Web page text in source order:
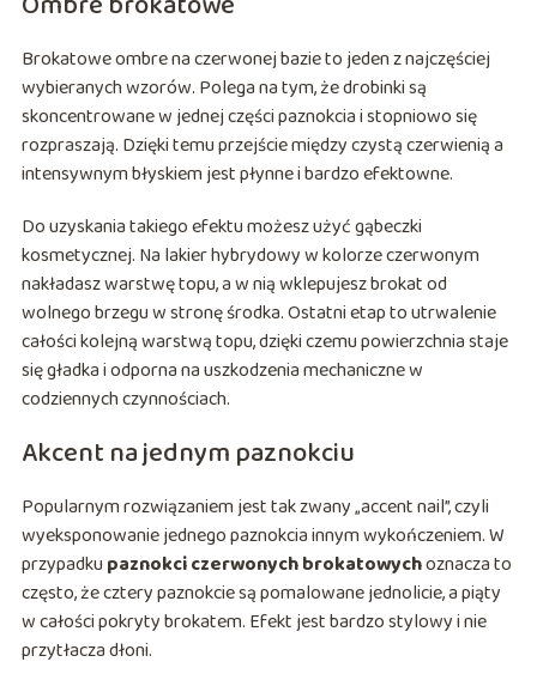
Brokatowe ombre na czerwonej bazie to jeden z najczęściej
wybieranych wzorów. Polega na tym, że drobinki są
skoncentrowane w jednej części paznokcia i stopniowo się
rozpraszają. Dzięki temu przejście między czystą czerwienią a
intensywnym błyskiem jest płynne i bardzo efektowne.
Do uzyskania takiego efektu możesz użyć gąbeczki
kosmetycznej. Na lakier hybrydowy w kolorze czerwonym
nakładasz warstwę topu, a w nią wklepujesz brokat od
wolnego brzegu w stronę środka. Ostatni etap to utrwalenie
całości kolejną warstwą topu, dzięki czemu powierzchnia staje
się gładka i odporna na uszkodzenia mechaniczne w
codziennych czynnościach.
Akcent na jednym paznokciu
Popularnym rozwiązaniem jest tak zwany „accent nail”, czyli
wyeksponowanie jednego paznokcia innym wykończeniem. W
przypadkupaznokci czerwonych brokatowychoznacza to
często, że cztery paznokcie są pomalowane jednolicie, a piąty
w całości pokryty brokatem. Efekt jest bardzo stylowy i nie
przytłacza dłoni.